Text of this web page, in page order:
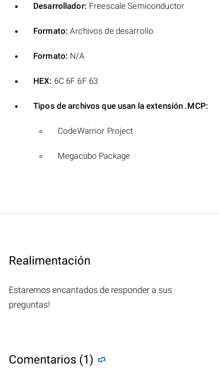
Desarrollador: Freescale Semiconductor
Formato: Archivos de desarrollo
Formato: N/A
HEX: 6C 6F 6F 63
Tipos de archivos que usan la extensión .MCP:
CodeWarrior Project
Megacubo Package
Realimentación
Estaremos encantados de responder a sus
preguntas!
Comentarios (1)